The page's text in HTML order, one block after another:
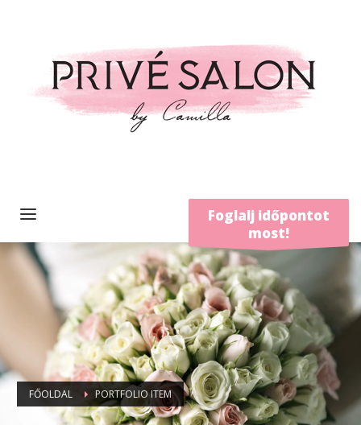
Foglalj időpontot
most!
FŐOLDAL PORTFOLIO ITEM